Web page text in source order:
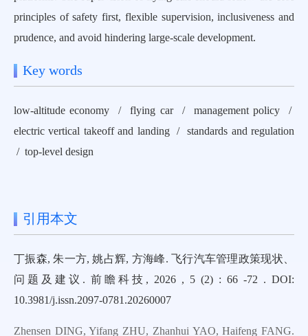
principles of safety first, flexible supervision, inclusiveness and
prudence, and avoid hindering large-scale development.
Key words
low-altitude economy / flying car / management policy /
electric vertical takeoff and landing / standards and regulation
/ top-level design
引用本文
丁振森, 朱一方, 姚占辉, 方海峰. 飞行汽车管理政策现状、
问题及建议. 前瞻科技, 2026 , 5 (2) : 66 -72 . DOI:
10.3981/j.issn.2097-0781.20260007
Zhensen DING, Yifang ZHU, Zhanhui YAO, Haifeng FANG.